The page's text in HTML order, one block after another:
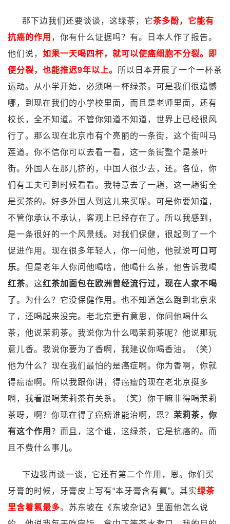
那下边我们还要谈谈，这绿茶，它茶多酚，它能有
抗癌的作用 ，你有什么证据吗？有。日本人作了报告。
他们说， 如果一天喝四杯，就可以使癌细胞不分裂。即
便分裂，也能推迟9年以上。 所以日本开展了一个一杯茶
运动。从小学开始，必须喝一杯绿茶。可是我们很遗憾
哪，到现在我们的小学校里面，而且是老师里面，还有
校长，全不知道。不管你知道不知道，世界上已经很风
行了。那么现在北京市有个亮丽的一条街，这个街叫马
莲道。你不信你可以去看一看，这一条街整个是茶叶
街。外国人在那儿挤的，中国人很少去，还。各位，你
们有工夫可到时候看看。我特意去了一趟，这一趟街全
是买茶的。好多外国人到这儿来买呢。可是你要知道，
不管你承认不承认，客观上已经存在了。所以我感到，
是一条很好的一个风景线。对我们保健，很起到了一个
促进作用。现在很多年轻人，你一问他，他就说可口可
乐。但是老年人你问他喝啥，他喝什么茶，他告诉我喝
红茶。这红茶加面包在欧洲曾经流行过，现在人家不喝
了。为什么？它没保健作用。也不知道怎么跑到北京来
了，还喝起来没完。老北京更有意思，你问他喝什么
茶，他说茉莉茶。我说你为什么喝茉莉茶呢？他说那玩
意儿香。我说你要为了香啊，我建议你喝香油。（笑）
他为什么？现在我们最怕的是癌症啊。你为香啊，你就
得癌瘤啊。所以我跟你讲，得癌瘤的现在老北京挺多
啊，我看跟喝茉莉茶有关系。（笑）你干嘛非得喝茉莉
茶呀，啊？你现在得了癌瘤谁能治啊，恩？ 茉莉茶，你
有这个作用 ？而且，这个谁，这绿茶，它是抗癌的。而
且不费什么事儿。
下边我再谈一谈，它还有第二个作用，恩。你们买
牙膏的时候，牙膏皮上写有“本牙膏含有氟”。其实绿茶
里含着氟最多。苏东坡在《东坡杂记》里面他怎么说